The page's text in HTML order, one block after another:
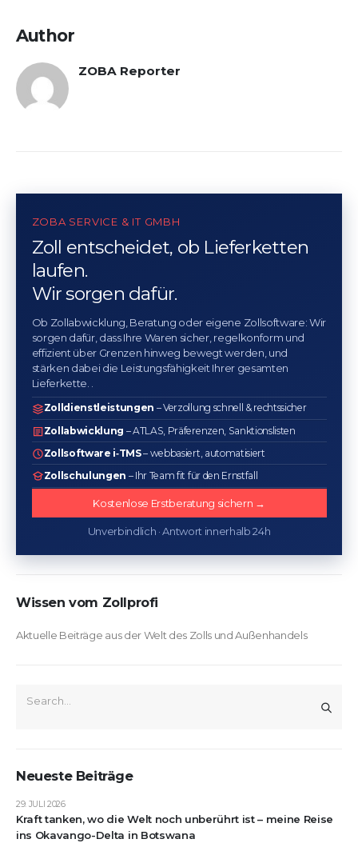
Author
ZOBA Reporter
ZOBA SERVICE & IT GMBH
Zoll entscheidet, ob Lieferketten
laufen.
Wir sorgen dafür.
Ob Zollabwicklung, Beratung oder eigene Zollsoftware: Wir
sorgen dafür, dass Ihre Waren sicher, regelkonform und
effizient über Grenzen hinweg bewegt werden, und
stärken dabei die Leistungsfähigkeit Ihrer gesamten
Lieferkette. .
Zolldienstleistungen – Verzollung schnell & rechtssicher
Zollabwicklung – ATLAS, Präferenzen, Sanktionslisten
Zollsoftware i‑TMS– webbasiert, automatisiert
Zollschulungen – Ihr Team fit für den Ernstfall
Kostenlose Erstberatung sichern →
Unverbindlich · Antwort innerhalb 24h
Wissen vom Zollprofi
Aktuelle Beiträge aus der Welt des Zolls und Außenhandels
Neueste Beiträge
Kraft tanken, wo die Welt noch unberührt ist – meine Reise
ins Okavango-Delta in Botswana
29. JULI 2026